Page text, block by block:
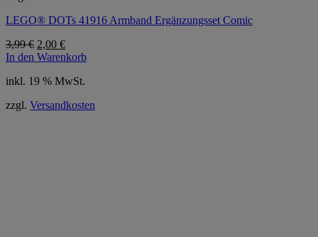
LEGO® DOTs 41916 Armband Ergänzungsset Comic
3,99€ Ursprünglicher
Preis
3,99 €
2,00 €Aktueller
Preis
2,00 €.
In den Warenkorb
inkl. 19 % MwSt.
zzgl. Versandkosten